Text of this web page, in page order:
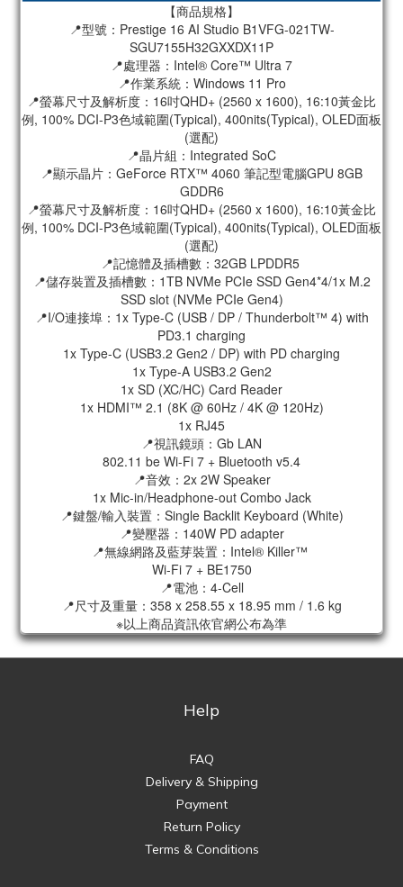
【商品規格】
📍型號：Prestige 16 AI Studio B1VFG-021TW-
SGU7155H32GXXDX11P
📍處理器：Intel® Core™ Ultra 7
📍作業系統：Windows 11 Pro
📍螢幕尺寸及解析度：16吋QHD+ (2560 x 1600), 16:10黃金比
例, 100% DCI-P3色域範圍(Typical), 400nits(Typical), OLED面板
(選配)
📍晶片組：Integrated SoC
📍顯示晶片：GeForce RTX™ 4060 筆記型電腦GPU 8GB
GDDR6
📍螢幕尺寸及解析度：16吋QHD+ (2560 x 1600), 16:10黃金比
例, 100% DCI-P3色域範圍(Typical), 400nits(Typical), OLED面板
(選配)
📍記憶體及插槽數：32GB LPDDR5
📍儲存裝置及插槽數：1TB NVMe PCIe SSD Gen4*4/1x M.2
SSD slot (NVMe PCIe Gen4)
📍I/O連接埠：1x Type-C (USB / DP / Thunderbolt™ 4) with
PD3.1 charging
1x Type-C (USB3.2 Gen2 / DP) with PD charging
1x Type-A USB3.2 Gen2
1x SD (XC/HC) Card Reader
1x HDMI™ 2.1 (8K @ 60Hz / 4K @ 120Hz)
1x RJ45
📍視訊鏡頭：Gb LAN
802.11 be Wi-Fi 7 + Bluetooth v5.4
📍音效：2x 2W Speaker
1x Mic-in/Headphone-out Combo Jack
📍鍵盤/輸入裝置：Single Backlit Keyboard (White)
📍變壓器：140W PD adapter
📍無線網路及藍芽裝置：Intel® Killer™
Wi-Fi 7 + BE1750
📍電池：4-Cell
📍尺寸及重量：358 x 258.55 x 18.95 mm / 1.6 kg
※以上商品資訊依官網公布為準
Help
FAQ
Delivery & Shipping
Payment
Return Policy
Terms & Conditions